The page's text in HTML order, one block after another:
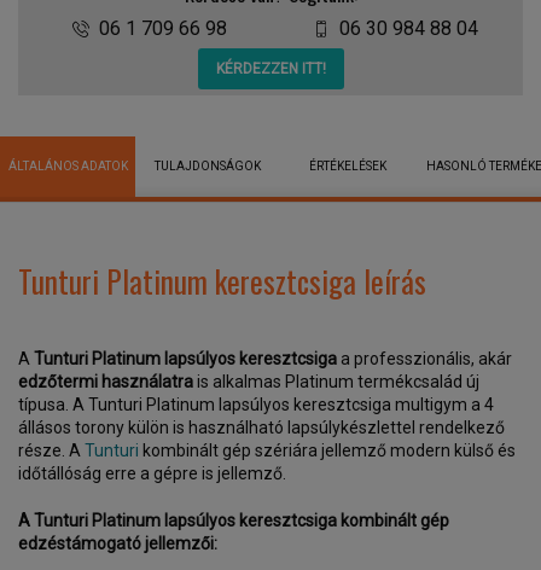
06 1 709 66 98 06 30 984 88 04
KÉRDEZZEN ITT!
ÁLTALÁNOS ADATOK TULAJDONSÁGOK ÉRTÉKELÉSEK HASONLÓ
Tunturi Platinum keresztcsiga leírás
A Tunturi Platinum lapsúlyos keresztcsiga a professzionális, akár
edzőtermi használatrais alkalmas Platinum termékcsalád új
típusa. A Tunturi Platinum lapsúlyos keresztcsiga multigym a 4
állásos torony külön is használható lapsúlykészlettel rendelkező
része. A Tunturi kombinált gép szériára jellemző modern külső és
időtállóság erre a gépre is jellemző.
A Tunturi Platinum lapsúlyos keresztcsiga kombinált gép
edzéstámogató jellemzői: